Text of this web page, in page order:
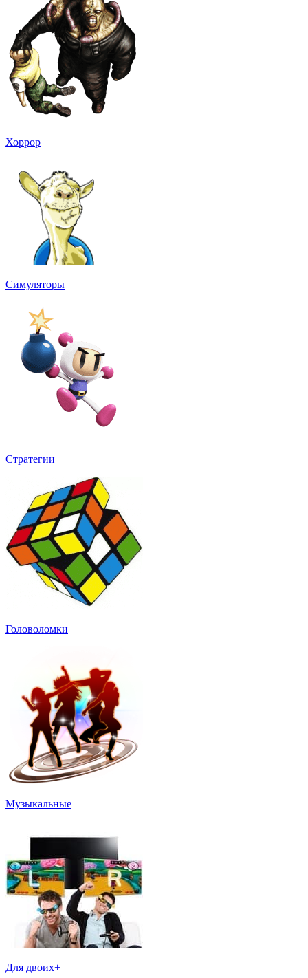
Хоррор
Симуляторы
Стратегии
Головоломки
Музыкальные
Для двоих+